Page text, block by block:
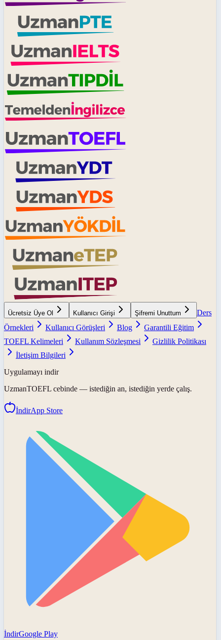
Ücretsiz Üye Ol Kullanıcı Girişi Şifremi Unuttum
Ders
Örnekleri
Kullanıcı Görüşleri Blog
Garantili Eğitim
TOEFL Kelimeleri
Kullanım Sözleşmesi
Gizlilik Politikası
İletişim Bilgileri
Uygulamayı indir
UzmanTOEFL cebinde — istediğin an, istediğin yerde çalış.
İndirApp Store
İndirGoogle Play